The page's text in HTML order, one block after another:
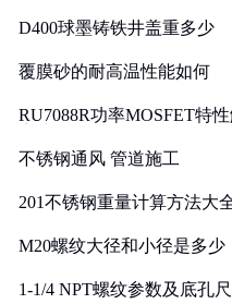
D400球墨铸铁井盖重多少
覆膜砂的耐高温性能如何
RU7088R功率MOSFET特
不锈钢通风 管道施工
201不锈钢重量计算方法大
M20螺纹大径和小径是多少
1-1/4 NPT螺纹参数及底孔